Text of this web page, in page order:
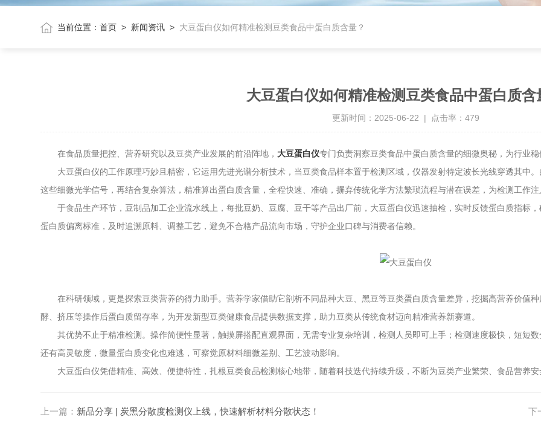
当前位置：首页 > 新闻资讯 > 大豆蛋白仪如何精准检测豆类食品中蛋白质含量？
大豆蛋白仪如何精准检测豆类食品中蛋白质含
更新时间：2025-06-22 | 点击率：479
在食品质量把控、营养研究以及豆类产业发展的前沿阵地， 大豆蛋白仪专门负责洞察豆类食品中蛋白质含量的细微奥秘，为行业
大豆蛋白仪的工作原理巧妙且精密，它运用先进光谱分析技术，当豆类食品样本置于检测区域，仪器发射特定波长光线穿透其中
这些细微光学信号，再结合复杂算法，精准算出蛋白质含量，全程快速、准确，摒弃传统化学方法繁琐流程与潜在误差，为检测工作
于食品生产环节，豆制品加工企业流水线上，每批豆奶、豆腐、豆干等产品出厂前，大豆蛋白仪迅速抽检，实时反馈蛋白质指标
蛋白质偏离标准，及时追溯原料、调整工艺，避免不合格产品流向市场，守护企业口碑与消费者信赖。
在科研领域，更是探索豆类营养的得力助手。营养学家借助它剖析不同品种大豆、黑豆等豆类蛋白质含量差异，挖掘高营养价值
酵、挤压等操作后蛋白质留存率，为开发新型豆类健康食品提供数据支撑，助力豆类从传统食材迈向精准营养新赛道。
其优势不止于精准检测。操作简便性显著，触摸屏搭配直观界面，无需专业复杂培训，检测人员即可上手；检测速度极快，短短
还有高灵敏度，微量蛋白质变化也难逃，可察觉原材料细微差别、工艺波动影响。
大豆蛋白仪凭借精准、高效、便捷特性，扎根豆类食品检测核心地带，随着科技迭代持续升级，不断为豆类产业繁荣、食品营养安
上一篇： 新品分享 | 炭黑分散度检测仪上线，快速解析材料分散状态！ 下